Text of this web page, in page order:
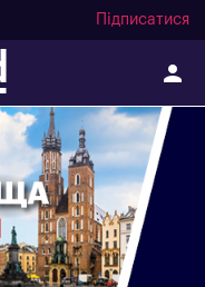
Підписатися